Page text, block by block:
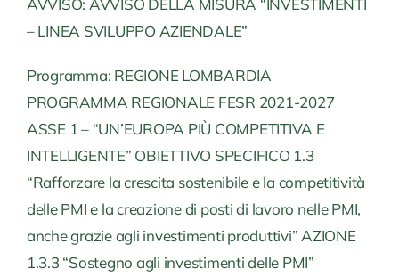
AVVISO: AVVISO DELLA MISURA “INVESTIMENTI
– LINEA SVILUPPO AZIENDALE”
Programma: REGIONE LOMBARDIA
PROGRAMMA REGIONALE FESR 2021-2027
ASSE 1 – “UN’EUROPA PIÙ COMPETITIVA E
INTELLIGENTE” OBIETTIVO SPECIFICO 1.3
“Rafforzare la crescita sostenibile e la competitività
delle PMI e la creazione di posti di lavoro nelle PMI,
anche grazie agli investimenti produttivi” AZIONE
1.3.3 “Sostegno agli investimenti delle PMI”